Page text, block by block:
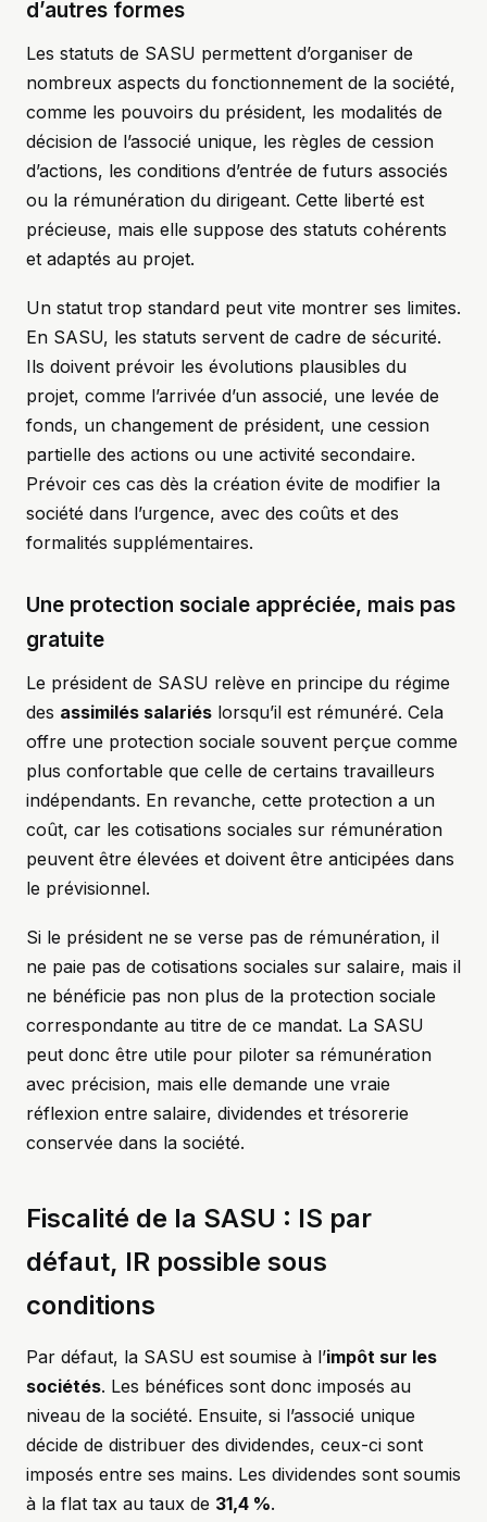
d’autres formes
Les statuts de SASU permettent d’organiser de
nombreux aspects du fonctionnement de la société,
comme les pouvoirs du président, les modalités de
décision de l’associé unique, les règles de cession
d’actions, les conditions d’entrée de futurs associés
ou la rémunération du dirigeant. Cette liberté est
précieuse, mais elle suppose des statuts cohérents
et adaptés au projet.
Un statut trop standard peut vite montrer ses limites.
En SASU, les statuts servent de cadre de sécurité.
Ils doivent prévoir les évolutions plausibles du
projet, comme l’arrivée d’un associé, une levée de
fonds, un changement de président, une cession
partielle des actions ou une activité secondaire.
Prévoir ces cas dès la création évite de modifier la
société dans l’urgence, avec des coûts et des
formalités supplémentaires.
Une protection sociale appréciée, mais pas
gratuite
Le président de SASU relève en principe du régime
des assimilés salariés lorsqu’il est rémunéré. Cela
offre une protection sociale souvent perçue comme
plus confortable que celle de certains travailleurs
indépendants. En revanche, cette protection a un
coût, car les cotisations sociales sur rémunération
peuvent être élevées et doivent être anticipées dans
le prévisionnel.
Si le président ne se verse pas de rémunération, il
ne paie pas de cotisations sociales sur salaire, mais il
ne bénéficie pas non plus de la protection sociale
correspondante au titre de ce mandat. La SASU
peut donc être utile pour piloter sa rémunération
avec précision, mais elle demande une vraie
réflexion entre salaire, dividendes et trésorerie
conservée dans la société.
Fiscalité de la SASU : IS par
défaut, IR possible sous
conditions
Par défaut, la SASU est soumise à l’impôt sur les
sociétés. Les bénéfices sont donc imposés au
niveau de la société. Ensuite, si l’associé unique
décide de distribuer des dividendes, ceux-ci sont
imposés entre ses mains. Les dividendes sont soumis
à la flat tax au taux de 31,4 %.